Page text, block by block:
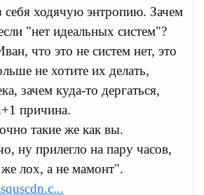
себя ходячую энтропию. Зачем
"нет идеальных систем"?
что это не систем нет, это
не хотите их делать,
зачем куда-то дергаться,
причина.
такие же как вы.
ну прилегло на пару часов,
же лох, а не мамонт".